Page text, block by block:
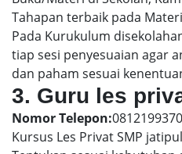
Tahapan terbaik pada
Pada Kurukulum
tiap sesi penyesuaian agar
dan paham sesuai
3. Guru les
Nomor Telepon:
Kursus Les Privat SMP